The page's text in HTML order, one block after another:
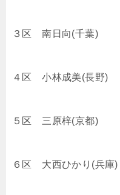
３区 南日向(千葉)
４区 小林成美(長野)
５区 三原梓(京都)
６区 大西ひかり(兵庫)